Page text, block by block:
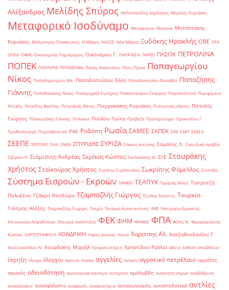
Αλέξανδρος Μελίδης Σπύρος Μελισσανίδης Δημήτρης Μερελής Κυριάκος
Μεταφορικό Ισοδύναμο Μεταφορών Μητρώο Μητσοτάκης
Κυριάκος Μπόμπορης Παναγιώτης Ν.Μάκρη ΝΑΞΟΣ Νέα Μάκρη Ξυδάκης Ηρακλής ΟΒΕ ΟΓΑ
ΟΟΣΑ ΟΦΑΕ Οικονομικός Ταχυδρόμος Οικονόμου Γ. ΠΑΡΑΤΑΣΗ ΠΑΡΙΣΙ ΠΑΣΟΚ ΠΕΤΡΟΛΙΝΑ
ΠΟΠΕΚ ΠΡΑΤΗΡΙΑ ΠΡΟΘΕΣΜΙΑ Πάνας Απόστολος Πέτη Πέρκα Παπαγεωργίου
Νίκος Παπαδημητρίου Μπ. Παπαδοπούλου Έλλη Παπαδοπούλου Ελισάβετ Παπαζήσης
Γιάννης Παπαθανάσης Νίκος Παπαμιχαήλ Σωτήρης Παπασταύρου Σταύρος Παραπολιτικά Περιφέρεια
Αττικής Πετκίδης Βασίλης Πετραλιάς Θάνος Πιερρακάκης Κυριάκος Πιστωτικές κάρτες Πιτσιλής
Γιώργος Πλακιωτάκης Γιάννης Πολωνία Πούλου Γιώτα Πρέβεζα Πρατηριούχοι Προκοπίου Γ.
Πρωθυπουργό Πυροσβεστική ΡΑΕ Ροδόπη Ρωσία ΣΑΜΕΕ ΣΑΠΕΚ ΣΕΒ ΣΕΒΤ ΣΕΔΕ ΙΙ
ΣΕΕΠΕ ΣΕΥΠΥΚΕ ΣΚΑΙ ΣΜΕΑ ΣΠΥΡΙΔΗΣ ΣΥΡΙΖΑ Σάκκος Αντώνης Σαμόλης Λ. Σαουδική Αραβία
Σβίγκου Ρ. Σιάμισιης Ανδρέας Σκρέκας Κώστας Σκυλακάκης Θ. ΣτΕ Σταυράκης
Χρήστος Σταϊκούρας Χρήστος Στράτος Σιμόπουλος Σωκράτης Φάμελλος Σύνταξη
Σύστημα Εισροών - Εκροών ΤΑΜΕΙΟ ΤΕΑΠΥΚ Ταγαράς Νίκος Ταπρατζή
Πολυξένη Τζάκρη Θεοδώρα Τζαμπαζλής Γιώργος Τζιόλας Χρήστος Τουρκία
Τσίπρας Αλέξης Τσαμπαζλής Γιώργος Τσεχία Τσιάρας Κωνσταντίνος ΥΜΕ Υπουργείο Εργασίας
Κοινωνικών Ασφαλίσεων Υπουργό Ανάπτυξης ΦΕΚ ΦΗΜ ΦΗΜΑΣ ΦΠΑ Φίλης Ν. Φραγκογιάννης
Κώστας ΧΑΡΤΟΓΡΑΦΗΣΗ ΧΟΝΔΡΙΚΗ Χάρης Δούκας Χανιά Χαρίτσης Αλ. Χατζηθεοδοσίου Γ.
Χατζηνικολάου Ν. Χουρδάκης Μιχαήλ Χρηματιστήριο Χρηστίδου Ραλλία άδεια έκθεση αποβλήτων
έκρηξη έλεγχο έλεγχοι έρευνα έσοδα αγγελίες αγορές αγροτικό πετρέλαιο αγρότες
αγωγός αδειοδότηση αεροπορικά καύσιμα αιτήματα αμόλυβδη ανάκτηση ατμών αναβάθμιση
ανακαλύψεις ανασφάλιστα αναφορές αναψυκτήρια ανταγωνισμός ανταποδοτικά αντλίες